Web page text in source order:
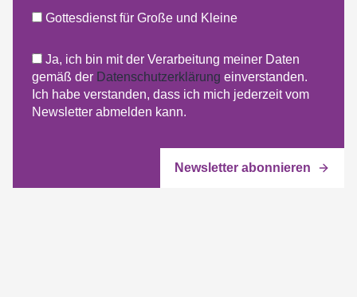
Gottesdienst für Große und Kleine
Ja, ich bin mit der Verarbeitung meiner Daten
gemäß der Datenschutzerklärung einverstanden.
Ich habe verstanden, dass ich mich jederzeit vom
Newsletter abmelden kann.